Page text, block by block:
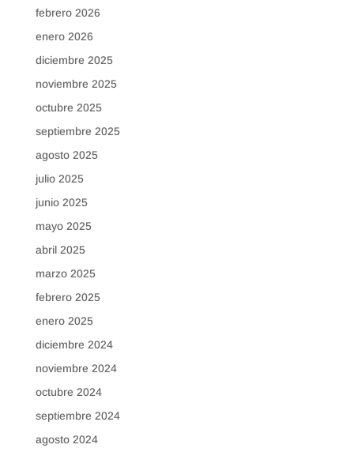
febrero 2026
enero 2026
diciembre 2025
noviembre 2025
octubre 2025
septiembre 2025
agosto 2025
julio 2025
junio 2025
mayo 2025
abril 2025
marzo 2025
febrero 2025
enero 2025
diciembre 2024
noviembre 2024
octubre 2024
septiembre 2024
agosto 2024